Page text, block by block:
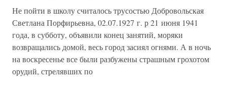
Не пойти в школу считалось трусостью Добровольская
Светлана Порфирьевна, 02.07.1927 г. р 21 июня 1941
года, в субботу, объявили конец занятий, моряки
возвращались домой, весь город засиял огнями. А в ночь
на воскресенье все были разбужены страшным грохотом
орудий, стрелявших по